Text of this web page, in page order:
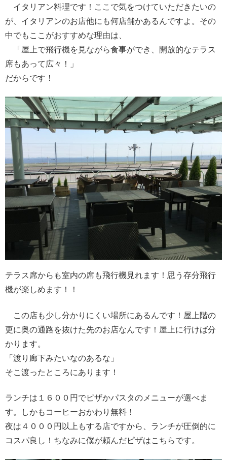
イタリアン料理です！ここで気をつけていただきたいの
が、イタリアンのお店他にも何店舗かあるんですよ。その
中でもここがおすすめな理由は、
「屋上で飛行機を見ながら食事ができ、開放的なテラス
席もあって広々！」
だからです！
テラス席からも室内の席も飛行機見れます！思う存分飛行
機が楽しめます！！
この店も少し分かりにくい場所にあるんです！屋上階の
更に奥の通路を抜けた先のお店なんです！屋上に行けば分
かります。
「渡り廊下みたいなのあるな」
そこ渡ったところにあります！
ランチは１６００円でピザかパスタのメニューが選べま
す。しかもコーヒーおかわり無料！
夜は４０００円以上もする店ですから、ランチが圧倒的に
コスパ良し！ちなみに僕が頼んだピザはこちらです。